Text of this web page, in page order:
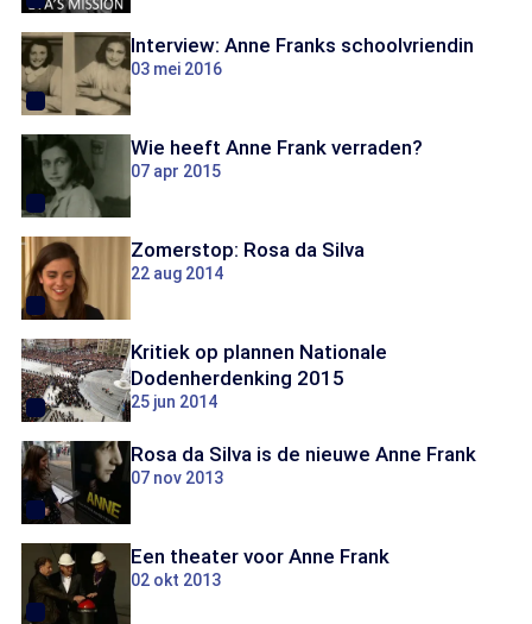
Interview: Anne Franks schoolvriendin
03 mei 2016
Wie heeft Anne Frank verraden?
07 apr 2015
Zomerstop: Rosa da Silva
22 aug 2014
Kritiek op plannen Nationale
Dodenherdenking 2015
25 jun 2014
Rosa da Silva is de nieuwe Anne Frank
07 nov 2013
Een theater voor Anne Frank
02 okt 2013